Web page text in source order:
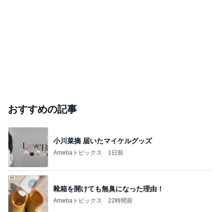
おすすめの記事
小川菜摘 届いたマイケルグッズ
Amebaトピックス 1日前
靴箱を開けても無臭になった理由！
Amebaトピックス 22時間前